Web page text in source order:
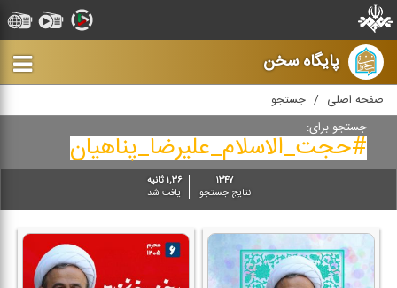
پایگاه سخن
صفحه اصلی
جستجو
جستجو برای:
#حجت_الاسلام_علیرضا_پناهیان
۱۳۴۷
نتایج جستجو
۱,۳۶ ثانیه
یافت شد